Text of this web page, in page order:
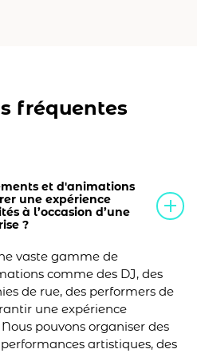
fréquentes
et d'animations
une expérience
à l’occasion d’une
?
vaste gamme de
comme des DJ, des
de rue, des performers de
une expérience
pouvons organiser des
artistiques, des